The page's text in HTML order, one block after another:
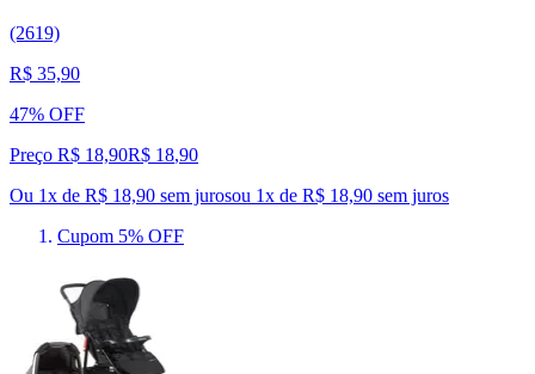
(2619)
R$ 35,90
47% OFF
Preço R$ 18,90R$ 18,90
Ou 1x de R$ 18,90 sem jurosou 1x de R$ 18,90 sem juros
Cupom 5% OFF